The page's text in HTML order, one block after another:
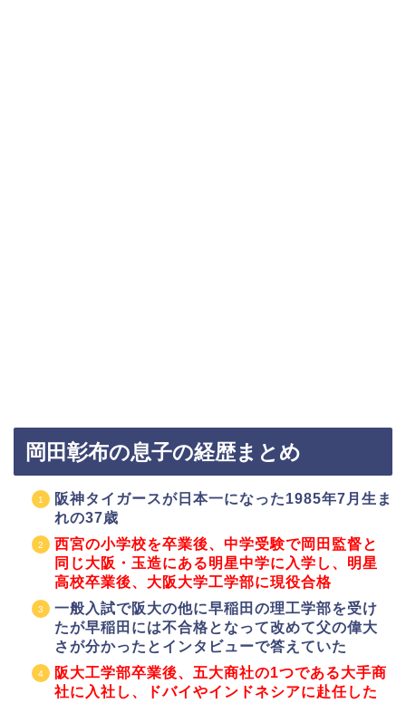
岡田彰布の息子の経歴まとめ
阪神タイガースが日本一になった1985年7月生ま
れの37歳
西宮の小学校を卒業後、中学受験で岡田監督と
同じ大阪・玉造にある明星中学に入学し、明星
高校卒業後、大阪大学工学部に現役合格
一般入試で阪大の他に早稲田の理工学部を受け
たが早稲田には不合格となって改めて父の偉大
さが分かったとインタビューで答えていた
阪大工学部卒業後、五大商社の1つである大手商
社に入社し、ドバイやインドネシアに赴任した